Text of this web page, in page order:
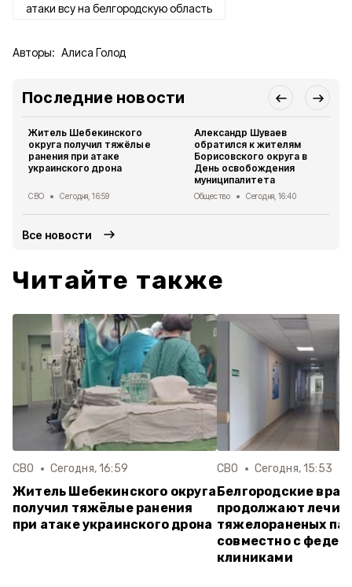
атаки всу на белгородскую область
Авторы: Алиса Голод
Последние новости
Житель Шебекинского
округа получил тяжёлые
ранения при атаке
украинского дрона
СВО Сегодня, 16:59
Александр Шуваев
обратился к жителям
Борисовского округа в
День освобождения
муниципалитета
Общество Сегодня, 16:40
Все новости
Читайте также
СВО Сегодня, 16:59
Житель Шебекинского округа
получил тяжёлые ранения
при атаке украинского дрона
СВО Сегодня, 15:53
Белгородские
продолжают
тяжелораненых
совместно с
клиниками